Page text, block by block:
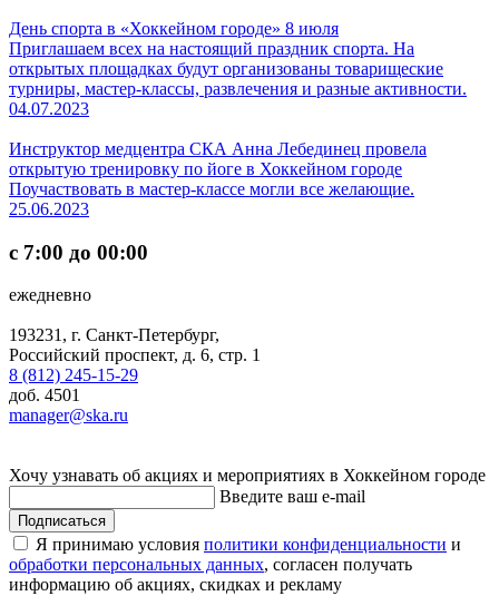
День спорта в «Хоккейном городе» 8 июля
Приглашаем всех на настоящий праздник спорта. На
открытых площадках будут организованы товарищеские
турниры, мастер-классы, развлечения и разные активности.
04.07.2023
Инструктор медцентра СКА Анна Лебединец провела
открытую тренировку по йоге в Хоккейном городе
Поучаствовать в мастер-классе могли все желающие.
25.06.2023
с 7:00 до 00:00
ежедневно
193231, г. Санкт-Петербург,
Российский проспект, д. 6, стр. 1
8 (812) 245-15-29
доб. 4501
manager@ska.ru
Хочу узнавать об акциях и мероприятиях в Хоккейном городе
Введите ваш e-mail
Подписаться
Я принимаю условия политики конфиденциальности и
обработки персональных данных, согласен получать
информацию об акциях, скидках и рекламу